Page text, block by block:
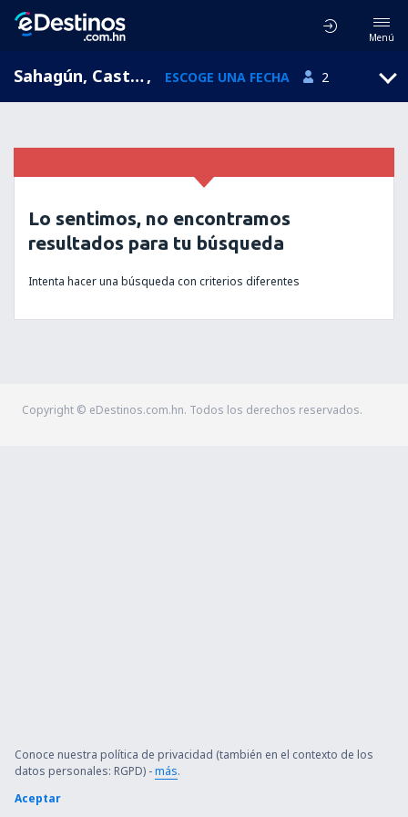
Menú
Sahagún, Castilla y León, España, ESCOGE UNA FECHA 2
Lo sentimos, no encontramos
resultados para tu búsqueda
Intenta hacer una búsqueda con criterios diferentes
Copyright © eDestinos.com.hn. Todos los derechos reservados.
Conoce nuestra política de privacidad (también en el contexto de los
datos personales: RGPD) -más.
Aceptar